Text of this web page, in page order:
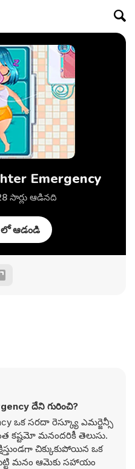
Emergency
సార్లు ఆడినది
లో ఆడండి
దేని గురించి?
ఒక సరదా రెస్క్యూ ఎమర్జెన్సీ
కష్టమో మనందరికీ తెలుసు.
చిక్కుకుపోయిన ఒక
మనం ఆమెకు సహాయం